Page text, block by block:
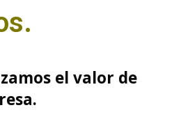
el valor de